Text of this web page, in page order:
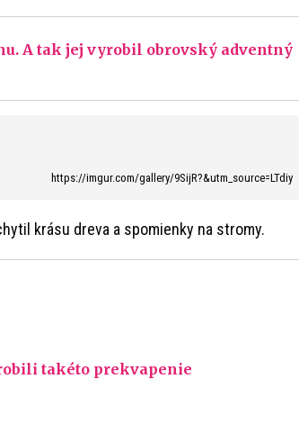
A tak jej vyrobil obrovský adventný
https://imgur.com/gallery/9SijR?&utm_source=LTdiy
krásu dreva a spomienky na stromy.
takéto prekvapenie